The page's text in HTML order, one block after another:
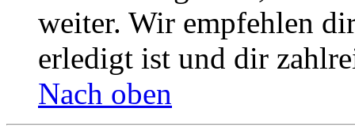
weiter. Wir empfehlen
erledigt ist und dir
Nach oben